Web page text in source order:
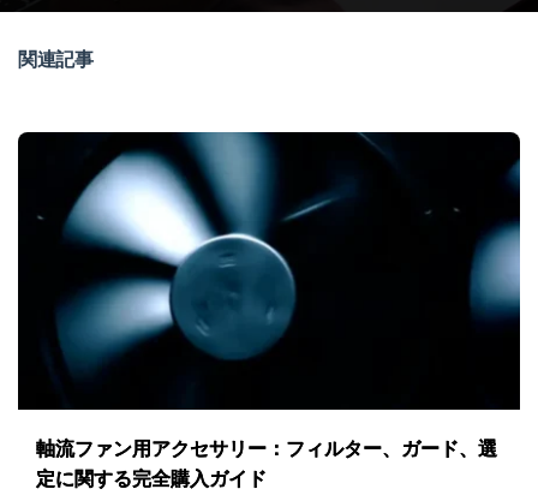
関連記事
軸流ファン用アクセサリー：フィルター、ガード、選
定に関する完全購入ガイド